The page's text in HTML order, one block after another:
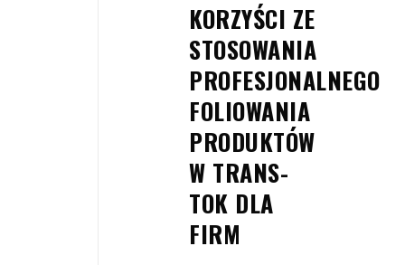
KORZYŚCI ZE
STOSOWANIA
PROFESJONALNEGO
FOLIOWANIA
PRODUKTÓW
W TRANS-
TOK DLA
FIRM